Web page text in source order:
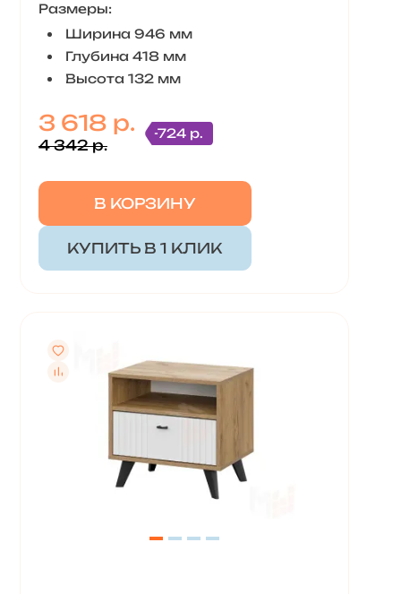
Размеры:
Ширина 946 мм
Глубина 418 мм
Высота 132 мм
3 618 р.
4 342 р.
-724 р.
В КОРЗИНУ
КУПИТЬ В 1 КЛИК